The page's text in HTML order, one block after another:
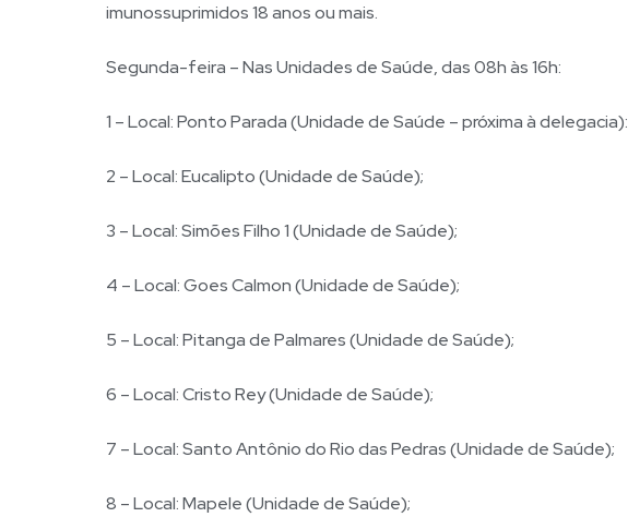
imunossuprimidos 18 anos ou mais.
Segunda-feira – Nas Unidades de Saúde, das 08h às 16h:
1 – Local: Ponto Parada (Unidade de Saúde – próxima à delegacia):
2 – Local: Eucalipto (Unidade de Saúde);
3 – Local: Simões Filho 1 (Unidade de Saúde);
4 – Local: Goes Calmon (Unidade de Saúde);
5 – Local: Pitanga de Palmares (Unidade de Saúde);
6 – Local: Cristo Rey (Unidade de Saúde);
7 – Local: Santo Antônio do Rio das Pedras (Unidade de Saúde);
8 – Local: Mapele (Unidade de Saúde);